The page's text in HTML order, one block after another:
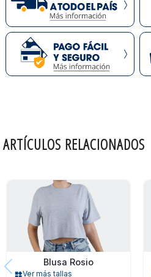
ARTÍCULOS RELACIONADOS
Blusa Rosio
Ver más tallas